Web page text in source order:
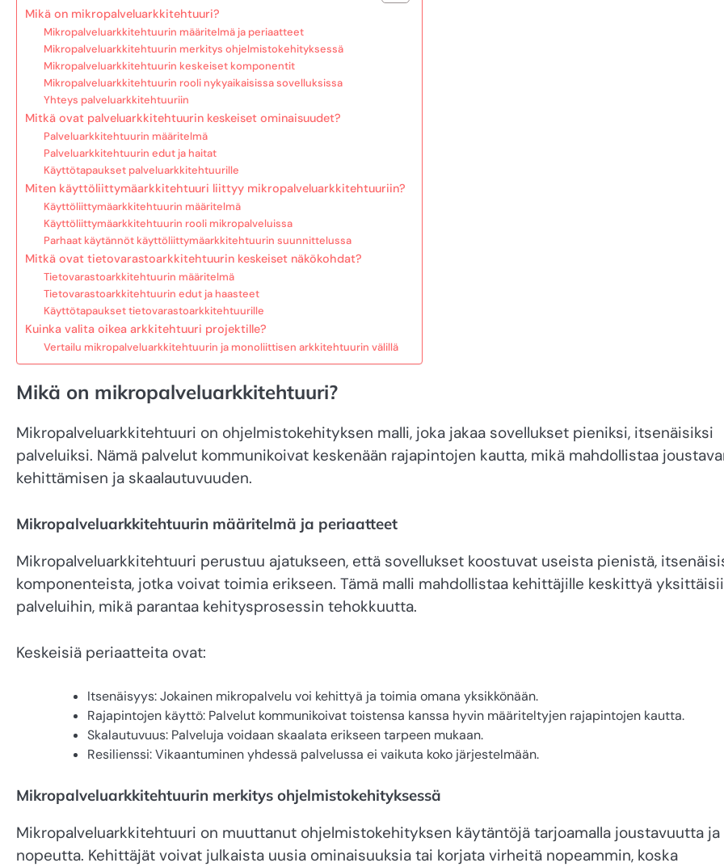
Mikä on mikropalveluarkkitehtuuri?
Mikropalveluarkkitehtuurin määritelmä ja periaatteet
Mikropalveluarkkitehtuurin merkitys ohjelmistokehityksessä
Mikropalveluarkkitehtuurin keskeiset komponentit
Mikropalveluarkkitehtuurin rooli nykyaikaisissa sovelluksissa
Yhteys palveluarkkitehtuuriin
Mitkä ovat palveluarkkitehtuurin keskeiset ominaisuudet?
Palveluarkkitehtuurin määritelmä
Palveluarkkitehtuurin edut ja haitat
Käyttötapaukset palveluarkkitehtuurille
Miten käyttöliittymäarkkitehtuuri liittyy mikropalveluarkkitehtuuriin?
Käyttöliittymäarkkitehtuurin määritelmä
Käyttöliittymäarkkitehtuurin rooli mikropalveluissa
Parhaat käytännöt käyttöliittymäarkkitehtuurin suunnittelussa
Mitkä ovat tietovarastoarkkitehtuurin keskeiset näkökohdat?
Tietovarastoarkkitehtuurin määritelmä
Tietovarastoarkkitehtuurin edut ja haasteet
Käyttötapaukset tietovarastoarkkitehtuurille
Kuinka valita oikea arkkitehtuuri projektille?
Vertailu mikropalveluarkkitehtuurin ja monoliittisen arkkitehtuurin välillä
Mikä on mikropalveluarkkitehtuuri?
Mikropalveluarkkitehtuuri on ohjelmistokehityksen malli, joka jakaa sovellukset pieniksi, itsenäisiksi
palveluiksi. Nämä palvelut kommunikoivat keskenään rajapintojen kautta, mikä mahdollistaa
kehittämisen ja skaalautuvuuden.
Mikropalveluarkkitehtuurin määritelmä ja periaatteet
Mikropalveluarkkitehtuuri perustuu ajatukseen, että sovellukset koostuvat useista pienistä,
komponenteista, jotka voivat toimia erikseen. Tämä malli mahdollistaa kehittäjille keskittyä
palveluihin, mikä parantaa kehitysprosessin tehokkuutta.
Keskeisiä periaatteita ovat:
Itsenäisyys: Jokainen mikropalvelu voi kehittyä ja toimia omana yksikkönään.
Rajapintojen käyttö: Palvelut kommunikoivat toistensa kanssa hyvin määriteltyjen rajapintojen kautta.
Skalautuvuus: Palveluja voidaan skaalata erikseen tarpeen mukaan.
Resilienssi: Vikaantuminen yhdessä palvelussa ei vaikuta koko järjestelmään.
Mikropalveluarkkitehtuurin merkitys ohjelmistokehityksessä
Mikropalveluarkkitehtuuri on muuttanut ohjelmistokehityksen käytäntöjä tarjoamalla joustavuutta ja
nopeutta. Kehittäjät voivat julkaista uusia ominaisuuksia tai korjata virheitä nopeammin, koska